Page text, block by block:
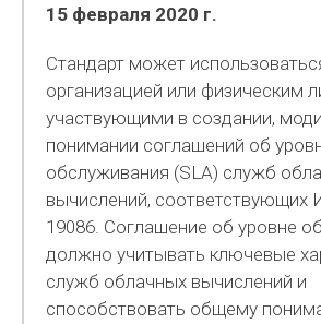
15 февраля 2020 г.
Стандарт может
организацией или физическим
участвующими в создании,
понимании соглашений об
обслуживания (SLA) служб
вычислений,
19086. Соглашение об уровне
должно учитывать ключевые
служб облачных вычислений и
способствовать общему